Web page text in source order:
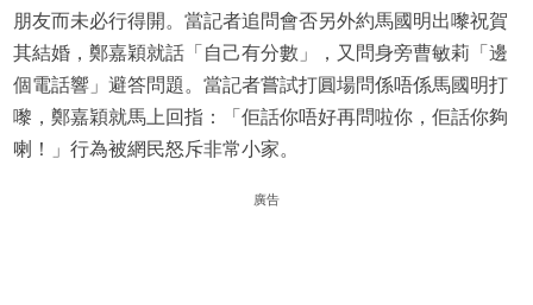
朋友而未必行得開。當記者追問會否另外約馬國明出嚟祝賀
其結婚，鄭嘉穎就話「自己有分數」，又問身旁曹敏莉「邊
個電話響」避答問題。當記者嘗試打圓場問係唔係馬國明打
嚟，鄭嘉穎就馬上回指：「佢話你唔好再問啦你，佢話你夠
喇！」行為被網民怒斥非常小家。
廣告